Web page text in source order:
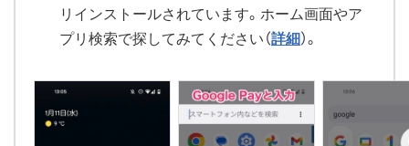
リインストールされています。ホーム画面やア
プリ検索で探してみてください（詳細 ）。